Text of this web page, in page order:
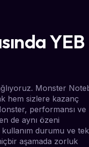
YEB
Monster
hem sizlere kazanç
performansı ve
de aynı özeni
kullanım durumu ve
aşamada zorluk